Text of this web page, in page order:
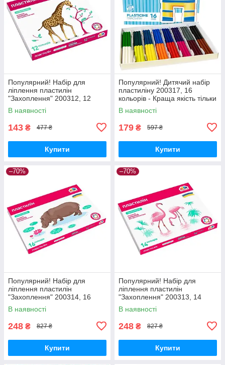
Популярний! Набір для
ліплення пластилін
"Захоплення" 200312, 12
кольорів - Краща якість тільки
на Nukleon.com.ua
В наявності
143 ₴ 477 ₴
Купити
Популярний! Дитячий набір
пластиліну 200317, 16
кольорів - Краща якість тільки
на Nukleon.com.ua
В наявності
179 ₴ 597 ₴
Купити
–70%
Популярний! Набір для
ліплення пластилін
"Захоплення" 200314, 16
кольорів - Краща якість тільки
на Nukleon.com.ua
В наявності
248 ₴ 827 ₴
Купити
–70%
Популярний! Набір для
ліплення пластилін
"Захоплення" 200313, 14
кольорів - Краща якість тільки
на Nukleon.com.ua
В наявності
248 ₴ 827 ₴
Купити